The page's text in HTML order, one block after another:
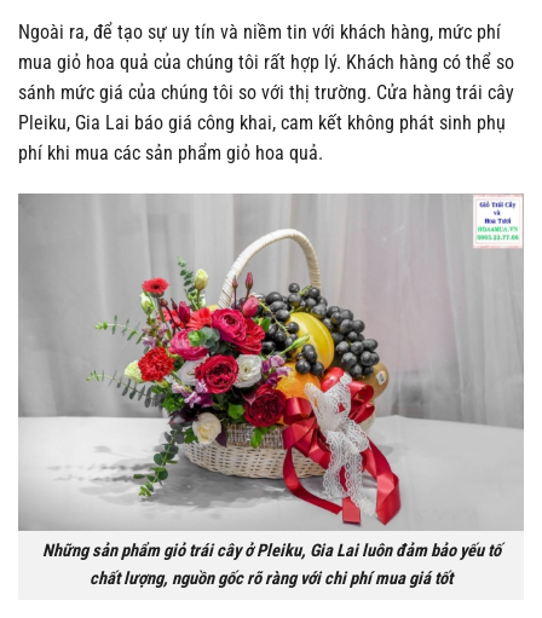
Ngoài ra, để tạo sự uy tín và niềm tin với khách hàng, mức phí
mua giỏ hoa quả của chúng tôi rất hợp lý. Khách hàng có thể so
sánh mức giá của chúng tôi so với thị trường. Cửa hàng trái cây
Pleiku, Gia Lai báo giá công khai, cam kết không phát sinh phụ
phí khi mua các sản phẩm giỏ hoa quả.
Những sản phẩm giỏ trái cây ở Pleiku, Gia Lai luôn đảm bảo yếu tố
chất lượng, nguồn gốc rõ ràng với chi phí mua giá tốt